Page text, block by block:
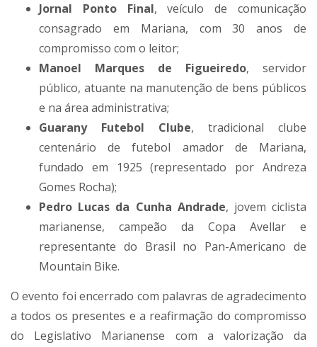
Jornal Ponto Final, veículo de comunicação
consagrado em Mariana, com 30 anos de
compromisso com o leitor;
Manoel Marques de Figueiredo, servidor
público, atuante na manutenção de bens públicos
e na área administrativa;
Guarany Futebol Clube, tradicional clube
centenário de futebol amador de Mariana,
fundado em 1925 (representado por Andreza
Gomes Rocha);
Pedro Lucas da Cunha Andrade, jovem ciclista
marianense, campeão da Copa Avellar e
representante do Brasil no Pan-Americano de
Mountain Bike.
O evento foi encerrado com palavras de agradecimento
a todos os presentes e a reafirmação do compromisso
do Legislativo Marianense com a valorização da